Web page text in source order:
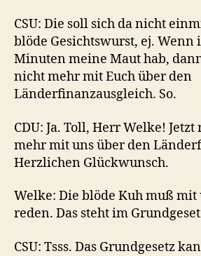
CSU: Die soll sich da nicht
blöde Gesichtswurst, ej.
Minuten meine Maut hab,
nicht mehr mit Euch über den
Länderfinanzausgleich. So.
CDU: Ja. Toll, Herr Welke!
mehr mit uns über den
Herzlichen Glückwunsch.
Welke: Die blöde Kuh muß mit
reden. Das steht im
CSU: Tsss. Das Grundgesetz